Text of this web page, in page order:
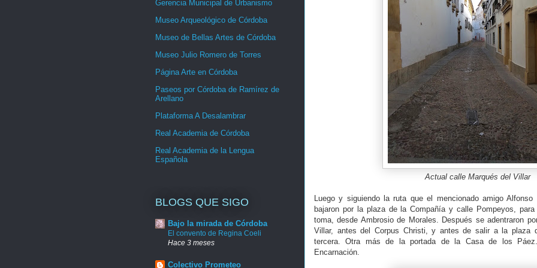
Actual calle Marqués del Villar
Luego y siguiendo la ruta que el mencionado amigo
bajaron por la plaza de la Compañía y calle Pompeyos,
toma, desde Ambrosio de Morales. Después se adentraron
Villar, antes del Corpus Christi, y antes de salir a la plaza
tercera. Otra más de la portada de la Casa de los
Encarnación.
Gerencia Municipal de Urbanismo
Museo Arqueológico de Córdoba
Museo de Bellas Artes de Córdoba
Museo Julio Romero de Torres
Página Arte en Córdoba
Paseos por Córdoba de Ramírez de
Arellano
Plataforma A Desalambrar
Real Academia de Córdoba
Real Academia de la Lengua
Española
BLOGS QUE SIGO
Bajo la mirada de Córdoba
El convento de Regina Coeli
Hace 3 meses
Colectivo Prometeo